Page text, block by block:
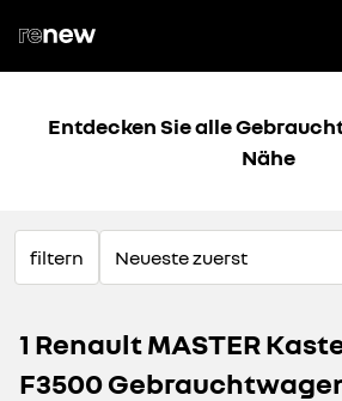
Entdecken Sie alle
Nähe
filtern
1 Renault MASTER
F3500